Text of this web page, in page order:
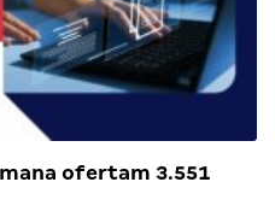
ofertam 3.551